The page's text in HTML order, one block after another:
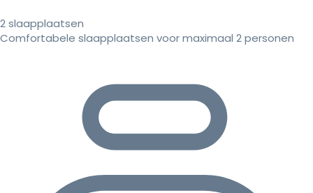
2 slaapplaatsen
Comfortabele slaapplaatsen voor maximaal 2 personen